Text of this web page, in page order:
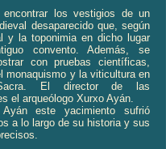
los vestigios de un
desaparecido que, según
y la toponimia en dicho lugar
convento. Además, se
con pruebas científicas,
monaquismo y la viticultura en
El director de las
el arqueólogo Xurxo Ayán.
este yacimiento sufrió
a lo largo de su historia y sus